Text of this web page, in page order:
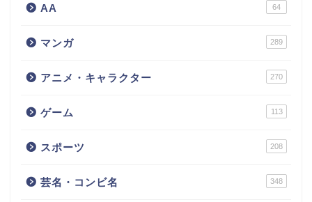
AA 64
マンガ 289
アニメ・キャラクター 270
ゲーム 113
スポーツ 208
芸名・コンビ名 348